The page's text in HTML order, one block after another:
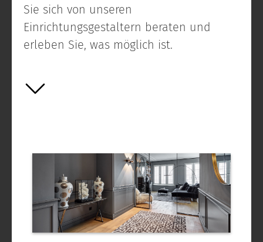
Sie sich von unseren
Einrichtungsgestaltern beraten und
erleben Sie, was möglich ist.